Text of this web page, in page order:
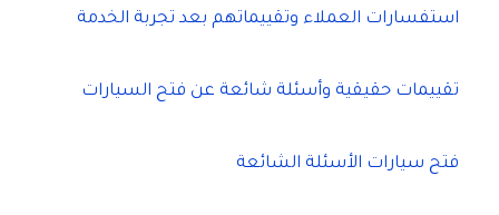
استفسارات العملاء وتقييماتهم بعد تجربة الخدمة
تقييمات حقيقية وأسئلة شائعة عن فتح السيارات
فتح سيارات الأسئلة الشائعة